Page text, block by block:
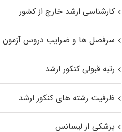
کارشناسی ارشد خارج از کشور
سرفصل ها و ضرایب دروس آزمون
رتبه قبولی کنکور ارشد
ظرفیت رشته های کنکور ارشد
پزشکی از لیسانس